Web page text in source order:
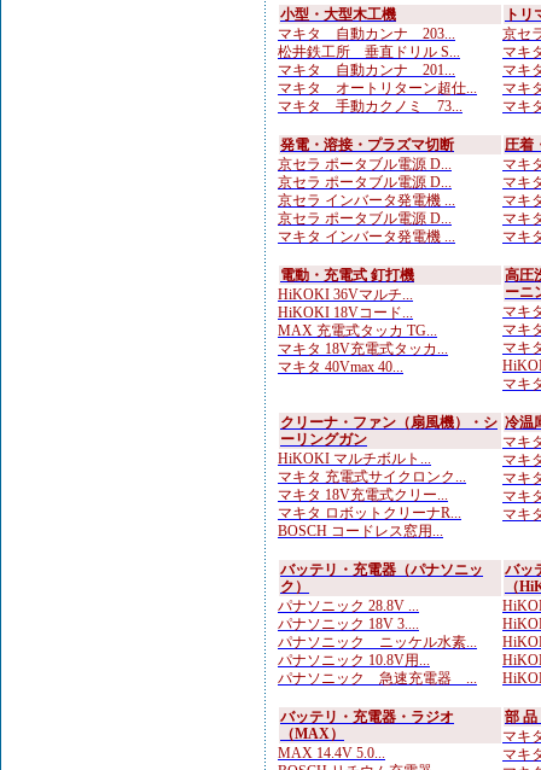
小型・大型木工機
マキタ 自動カンナ 203...
松井鉄工所 垂直ドリル S...
マキタ 自動カンナ 201...
マキタ オートリターン超仕...
マキタ 手動カクノミ 73...
トリ
京セ
マキ
マキ
マキ
マキ
発電・溶接・プラズマ切断
京セラ ポータブル電源 D...
京セラ ポータブル電源 D...
京セラ インバータ発電機 ...
京セラ ポータブル電源 D...
マキタ インバータ発電機 ...
圧着
マキ
マキ
マキ
マキ
マキ
電動・充電式 釘打機
HiKOKI 36Vマルチ...
HiKOKI 18Vコード...
MAX 充電式タッカ TG...
マキタ 18V充電式タッカ...
マキタ 40Vmax 40...
高圧
ーニ
マキ
マキ
マキ
マキ
クリーナ・ファン（扇風機）・シ
ーリングガン
HiKOKI マルチボルト...
マキタ 充電式サイクロンク...
マキタ 18V充電式クリー...
マキタ ロボットクリーナR...
BOSCH コードレス窓用...
冷温
マキ
マキ
マキ
マキ
マキ
バッテリ・充電器（パナソニッ
ク）
パナソニック 28.8V ...
パナソニック 18V 3....
パナソニック ニッケル水素...
パナソニック 10.8V用...
パナソニック 急速充電器 ...
バッ
（
バッテリ・充電器・ラジオ
（MAX）
MAX 14.4V 5.0...
部 品
マキ
マキ